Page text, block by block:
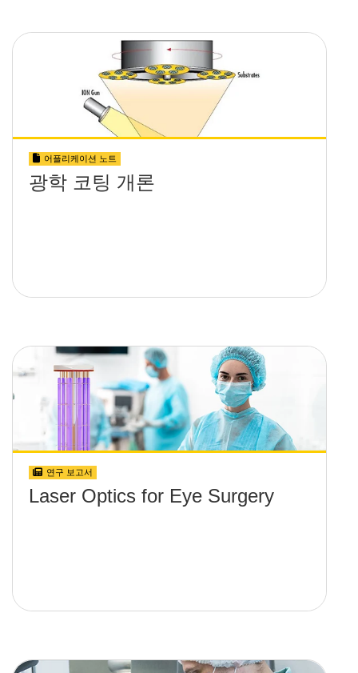
어플리케이션 노트
광학 코팅 개론
연구 보고서
Laser Optics for Eye Surgery